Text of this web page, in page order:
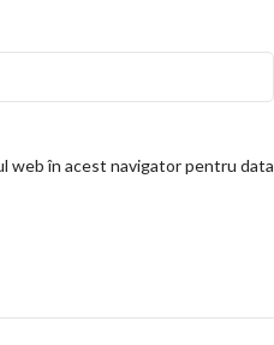
web în acest navigator pentru data